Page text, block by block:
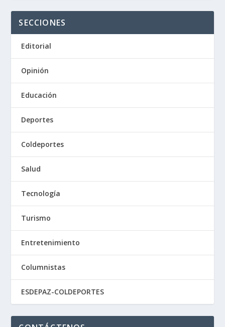
SECCIONES
Editorial
Opinión
Educación
Deportes
Coldeportes
Salud
Tecnología
Turismo
Entretenimiento
Columnistas
ESDEPAZ-COLDEPORTES